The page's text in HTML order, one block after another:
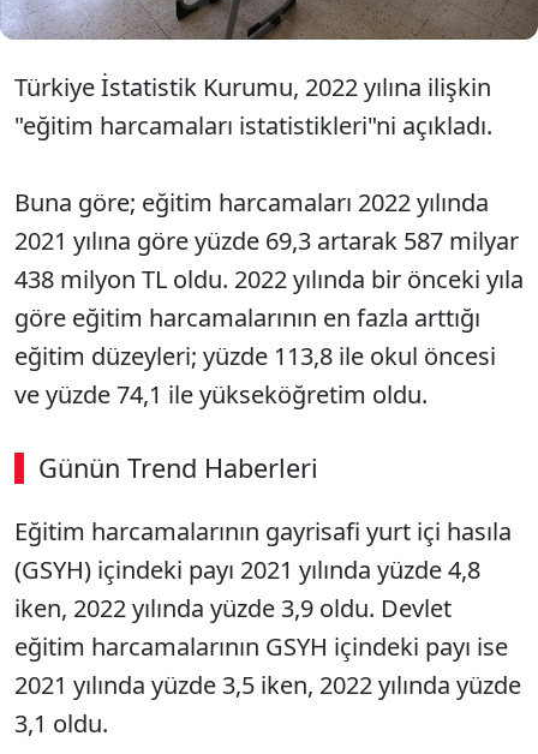
Türkiye İstatistik Kurumu, 2022 yılına ilişkin
"eğitim harcamaları istatistikleri"ni açıkladı.
Buna göre; eğitim harcamaları 2022 yılında
2021 yılına göre yüzde 69,3 artarak 587 milyar
438 milyon TL oldu. 2022 yılında bir önceki yıla
göre eğitim harcamalarının en fazla arttığı
eğitim düzeyleri; yüzde 113,8 ile okul öncesi
ve yüzde 74,1 ile yükseköğretim oldu.
Günün Trend Haberleri
00:03 / 02:14
Sesi Aç
Eğitim harcamalarının gayrisafi yurt içi hasıla
(GSYH) içindeki payı 2021 yılında yüzde 4,8
iken, 2022 yılında yüzde 3,9 oldu. Devlet
eğitim harcamalarının GSYH içindeki payı ise
2021 yılında yüzde 3,5 iken, 2022 yılında yüzde
3,1 oldu.